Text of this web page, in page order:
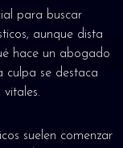
para buscar
aunque dista
hace un abogado
culpa se destaca
suelen comenzar